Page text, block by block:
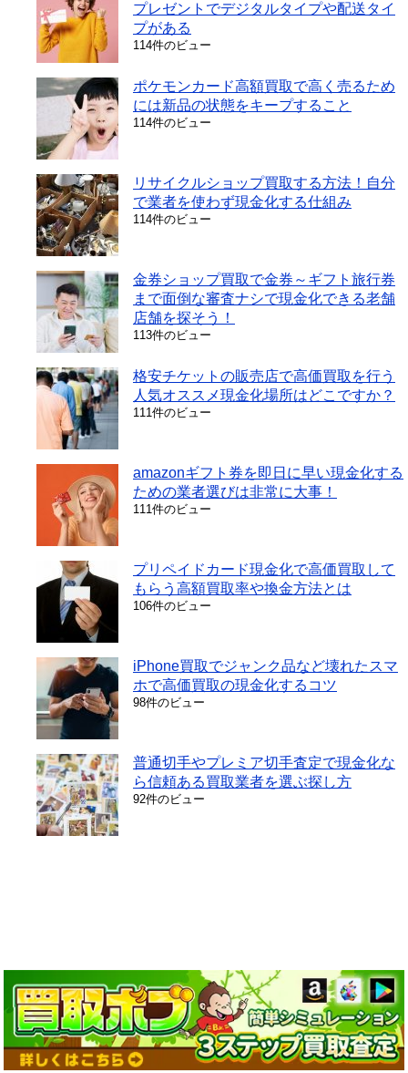
プレゼントでデジタルタイプや配送タイ
プがある
114件のビュー
ポケモンカード高額買取で高く売るため
には新品の状態をキープすること
114件のビュー
リサイクルショップ買取する方法！自分
で業者を使わず現金化する仕組み
114件のビュー
金券ショップ買取で金券～ギフト旅行券
まで面倒な審査ナシで現金化できる老舗
店舗を探そう！
113件のビュー
格安チケットの販売店で高価買取を行う
人気オススメ現金化場所はどこですか？
111件のビュー
amazonギフト券を即日に早い現金化する
ための業者選びは非常に大事！
111件のビュー
プリペイドカード現金化で高価買取して
もらう高額買取率や換金方法とは
106件のビュー
iPhone買取でジャンク品など壊れたスマ
ホで高価買取の現金化するコツ
98件のビュー
普通切手やプレミア切手査定で現金化な
ら信頼ある買取業者を選ぶ探し方
92件のビュー